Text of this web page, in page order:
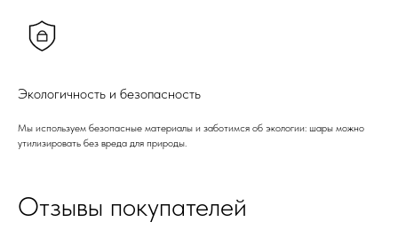
Экологичность и безопасность
Мы используем безопасные материалы и заботимся об экологии: шары можно
утилизировать без вреда для природы.
Отзывы покупателей